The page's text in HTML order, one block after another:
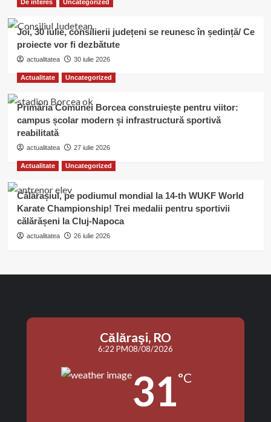
De interes Uncategorized
Joi, 30 iulie, consilierii județeni se reunesc în ședință/ Ce
proiecte vor fi dezbătute
actualitatea 30 iulie 2026
Actualitate Uncategorized
Primăria Comunei Borcea construiește pentru viitor:
campus școlar modern și infrastructură sportivă
reabilitată
actualitatea 27 iulie 2026
Actualitate Uncategorized
Călărașiul, pe podiumul mondial la 14-th WUKF World
Karate Championship! Trei medalii pentru sportivii
călărășeni la Cluj-Napoca
actualitatea 26 iulie 2026
Călăraşi, RO
6:22 PM08/08/2026
31°C